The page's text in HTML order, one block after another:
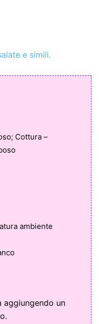
e simili.
Cottura –
ambiente
aggiungendo un